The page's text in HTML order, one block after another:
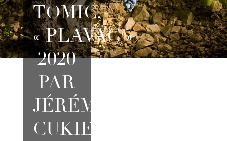
TOMIC,
« PLAVAC »
2020
PAR
JÉRÉMY
CUKIERMAN